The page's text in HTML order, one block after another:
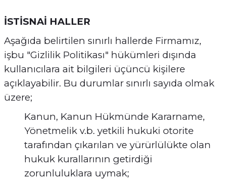
İSTİSNAİ HALLER
Aşağıda belirtilen sınırlı hallerde Firmamız,
işbu "Gizlilik Politikası" hükümleri dışında
kullanıcılara ait bilgileri üçüncü kişilere
açıklayabilir. Bu durumlar sınırlı sayıda olmak
üzere;
Kanun, Kanun Hükmünde Kararname,
Yönetmelik v.b. yetkili hukuki otorite
tarafından çıkarılan ve yürürlülükte olan
hukuk kurallarının getirdiği
zorunluluklara uymak;